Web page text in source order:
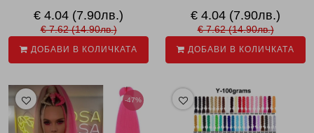
€ 4.04 (7.90лв.)
€ 7.62 (14.90лв.)
ДОБАВИ В КОЛИЧКАТА
€ 4.04 (7.90лв.)
€ 7.62 (14.90лв.)
ДОБАВИ В КОЛИЧКАТА
-47%